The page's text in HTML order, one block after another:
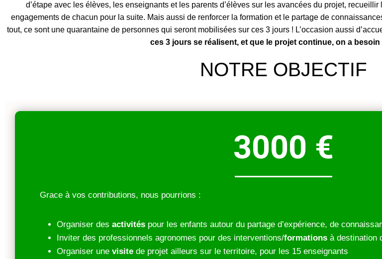
d’étape avec les élèves, les enseignants et les parents d’élèves sur les avancées du projet,
engagements de chacun pour la suite. Mais aussi de renforcer la formation et le partage de
tout, ce sont une quarantaine de personnes qui seront mobilisées sur ces 3 jours ! L’occasion aussi
ces 3 jours se réalisent, et que le projet continue, on a besoin
NOTRE OBJECTIF
3000 €
Grace à vos contributions, nous pourrions :
Organiser des activités pour les enfants autour du partage d’expérience, de
Inviter des professionnels agronomes pour des interventions/formations à destination
Organiser une visite de projet ailleurs sur le territoire, pour les 15 enseignants